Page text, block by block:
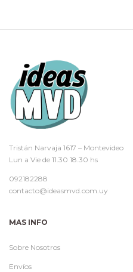
Tristán Narvaja 1617 – Montevideo
Lun a Vie de 11.30 18.30 hs
092182288
contacto@ideasmvd.com.uy
MAS INFO
Sobre Nosotros
Envíos